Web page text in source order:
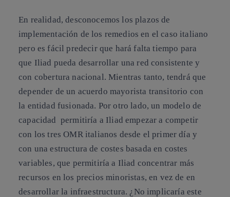
En realidad, desconocemos los plazos de
implementación de los remedios en el caso italiano
pero es fácil predecir que hará falta tiempo para
que Iliad pueda desarrollar una red consistente y
con cobertura nacional. Mientras tanto, tendrá que
depender de un acuerdo mayorista transitorio con
la entidad fusionada. Por otro lado,un modelo de
capacidad permitiría a Iliad empezar a competir
con los tres OMR italianos desde el primer día y
con una estructura de costes basada en costes
variables, que permitiría a Iliad concentrar más
recursos en los precios minoristas, en vez de en
desarrollar la infraestructura. ¿No implicaría este